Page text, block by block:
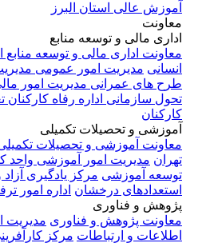
آموزش عالی استان البرز
معاونت
اداری مالی و توسعه منابع
معاونت اداری مالی و توسعه منابع
انسانی مدیریت امور عمومی
طرح های عمرانی مدیریت امور
تحول سازمانی اداره رفاه کارکنان
کارکنان
آموزشی و تحصیلات تکمیلی
معاونت آموزشی و تحصیلات
تهران مدیریت امور آموزشی واحد
توسعه آموزشی مرکز یادگیری آزاد
استعدادهای درخشان اداره امور
پژوهش و فناوری
معاونت پژوهش و فناوری مدیریت
اطلاعات و ارتباطات مرکز